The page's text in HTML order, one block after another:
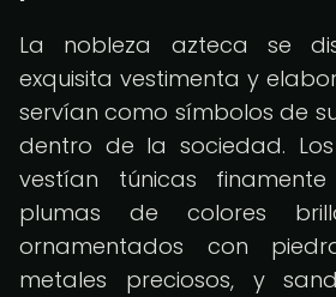
La nobleza azteca se
exquisita vestimenta y
servían como símbolos de
dentro de la sociedad.
vestían túnicas
plumas de colores
ornamentados con
metales preciosos, y